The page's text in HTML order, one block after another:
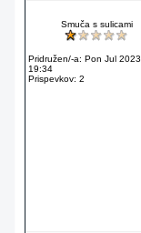
Smuča s sulicami
Pridružen/-a: Pon Jul 2023
19:34
Prispevkov: 2